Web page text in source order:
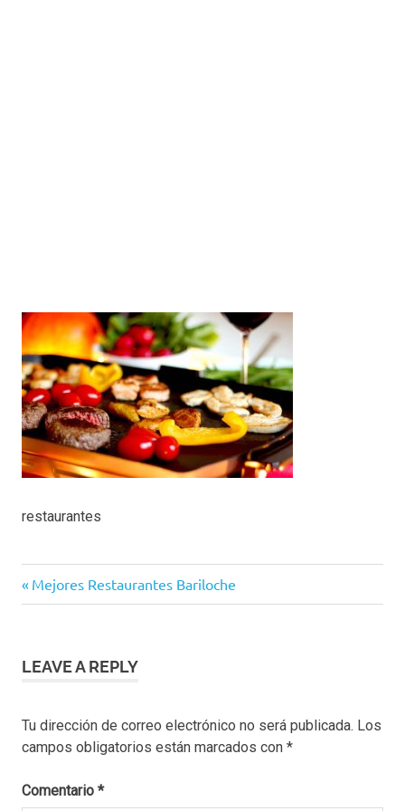
restaurantes
Navegación
entradas
Previous
Post:
Mejores Restaurantes Bariloche
LEAVE A REPLY
Tu dirección de correo electrónico no será publicada. Los
campos obligatorios están marcados con *
Comentario *